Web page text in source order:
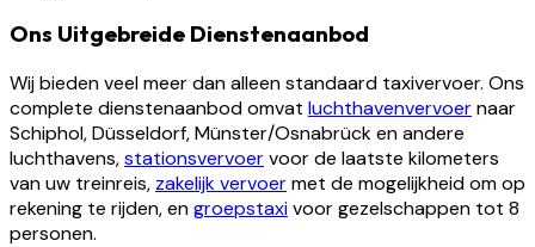
Ons Uitgebreide Dienstenaanbod
Wij bieden veel meer dan alleen standaard taxivervoer. Ons
complete dienstenaanbod omvat luchthavenvervoernaar
Schiphol, Düsseldorf, Münster/Osnabrück en andere
luchthavens,stationsvervoervoor de laatste kilometers
van uw treinreis, zakelijk vervoermet de mogelijkheid om op
rekening te rijden, engroepstaxivoor gezelschappen tot 8
personen.